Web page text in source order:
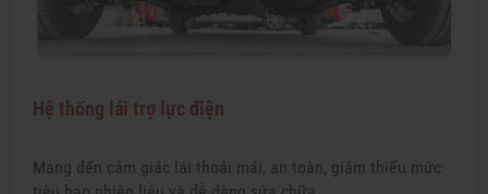
Hệ thống lái trợ lực điện
Mang đến cảm giác lái thoải mái, an toàn, giảm thiểu mức